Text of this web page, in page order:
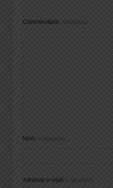
Commentaire (obligatoire)
Nom (obligatoire)
Adresse e-mail (obligatoire)